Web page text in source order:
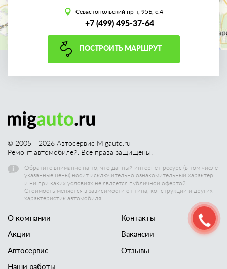
Севастопольский пр-т, 95Б, с.4
+7 (499) 495-37-64
ПОСТРОИТЬ МАРШРУТ
© 2005—2026 Автосервис Migauto.ru
Ремонт автомобилей. Все права защищены.
Обратите внимание на то, что данный интернет-ресурс (в том числе
указанные цены) носит исключительно ознакомительный характер,
и ни при каких условиях не является публичной офертой.
Стоимость меняется в зависимости от типа, конструкции и других
характеристик автомобиля.
О компании
Акции
Автосервис
Наши работы
Контакты
Вакансии
Отзывы